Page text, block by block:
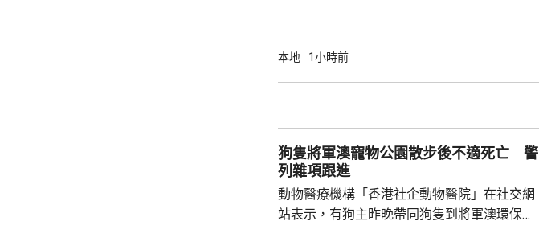
方面，上半年從內地持單程證的新來澳人士有
本地 1小時前
狗隻將軍澳寵物公園散步後不適死亡 警
列雜項跟進
動物醫療機構「香港社企動物醫院」在社交網
站表示，有狗主昨晚帶同狗隻到將軍澳環保大